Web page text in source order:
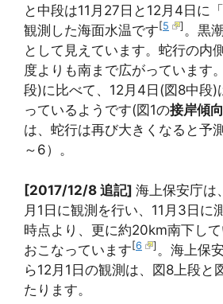
と中段は11月27日と12月4日に
観測した海面水温です [5 ] 。黒
として見えています。蛇行の内
度よりも南まで広がっています
段)に比べて、12月4日(図8中段)
っているようです(図1の接岸傾
は、蛇行は再び大きくなると予
～6）。
[2017/12/8 追記] 海上保安庁は
月1日に観測を行い、11月3日に
時点より、更に約20km南下し
おこなっています[6 ] 。海上保
ら12月1日の観測は、図8上段と
たります。